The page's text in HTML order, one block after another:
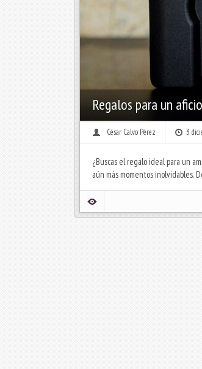
Regalos para un
César Calvo Pérez 3
¿Buscas el regalo ideal para un
aún más momentos inolvidables.